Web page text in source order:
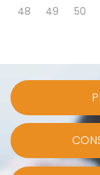
48
49 50